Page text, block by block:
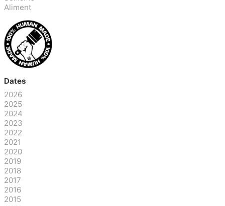
Aliment
Dates
2026
2025
2024
2023
2022
2021
2020
2019
2018
2017
2016
2015